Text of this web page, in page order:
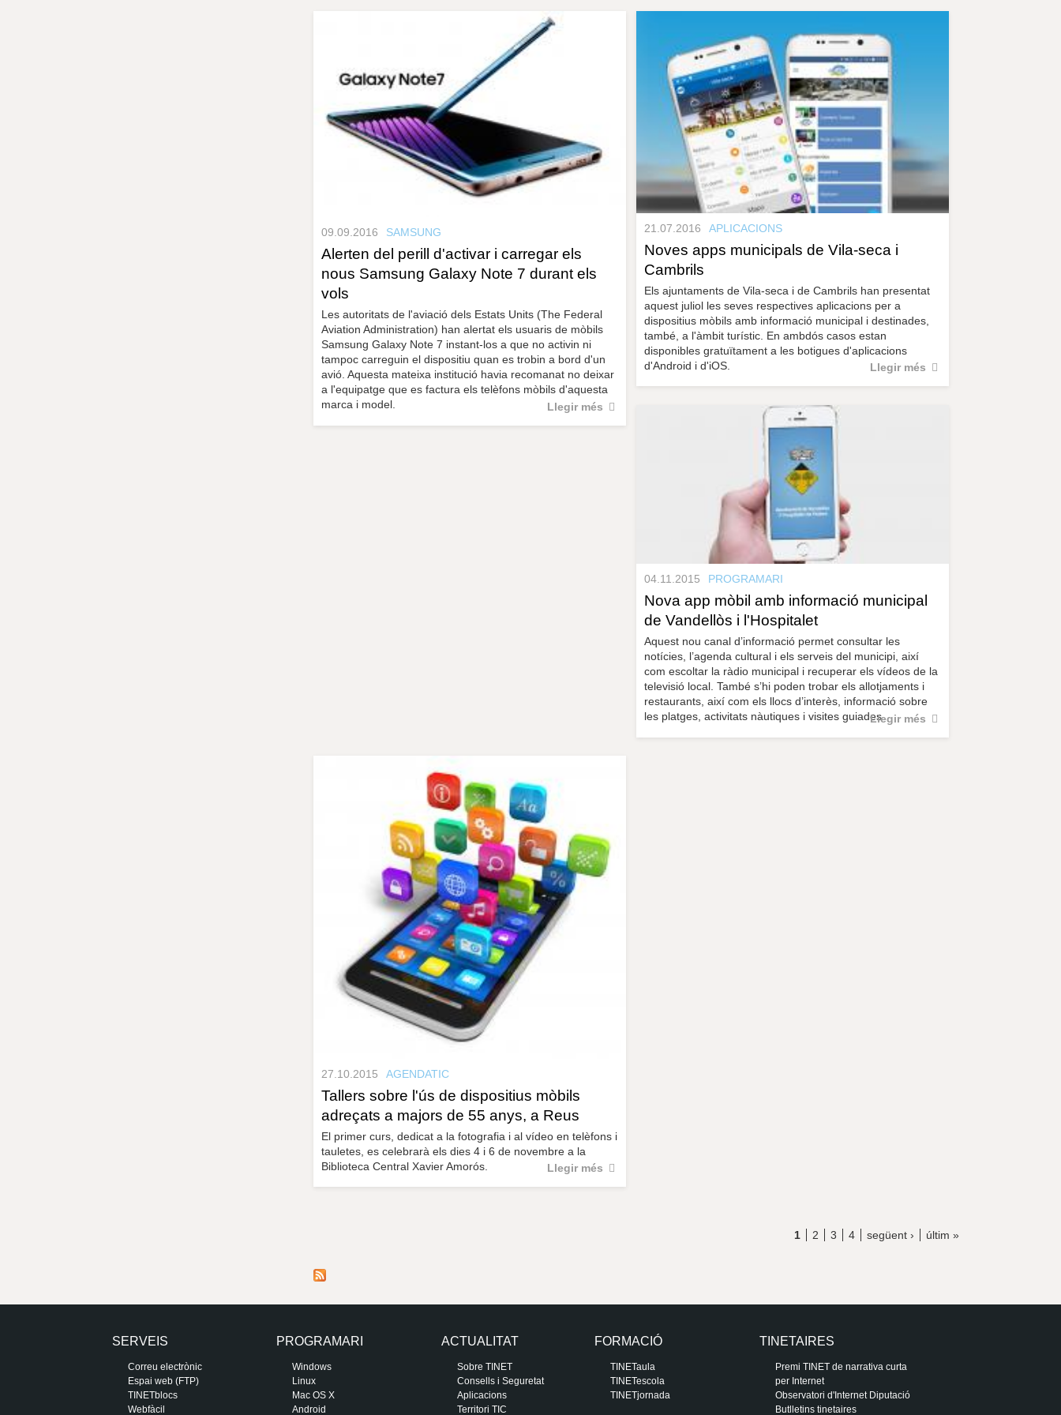
09.09.2016 SAMSUNG
Alerten del perill d'activar i carregar els
nous Samsung Galaxy Note 7 durant els
vols
Les autoritats de l'aviació dels Estats Units (The Federal
Aviation Administration) han alertat els usuaris de mòbils
Samsung Galaxy Note 7 instant-los a que no activin ni
tampoc carreguin el dispositiu quan es trobin a bord d'un
avió. Aquesta mateixa institució havia recomanat no deixar
a l'equipatge que es factura els telèfons mòbils d'aquesta
marca i model.
Llegir més
21.07.2016 APLICACIONS
Noves apps municipals de Vila-seca i
Cambrils
Els ajuntaments de Vila-seca i de Cambrils han presentat
aquest juliol les seves respectives aplicacions per a
dispositius mòbils amb informació municipal i destinades,
també, a l'àmbit turístic. En ambdós casos estan
disponibles gratuïtament a les botigues d'aplicacions
d'Android i d'iOS.
Llegir més
04.11.2015 PROGRAMARI
Nova app mòbil amb informació municipal
de Vandellòs i l'Hospitalet
Aquest nou canal d’informació permet consultar les
notícies, l’agenda cultural i els serveis del municipi, així
com escoltar la ràdio municipal i recuperar els vídeos de la
televisió local. També s’hi poden trobar els allotjaments i
restaurants, així com els llocs d’interès, informació sobre
les platges, activitats nàutiques i visites guiades.Llegir més
27.10.2015 AGENDATIC
Tallers sobre l'ús de dispositius mòbils
adreçats a majors de 55 anys, a Reus
El primer curs, dedicat a la fotografia i al vídeo en telèfons i
tauletes, es celebrarà els dies 4 i 6 de novembre a la
Biblioteca Central Xavier Amorós.
Llegir més
1 2 3 4 següent › últim »
SERVEIS
Correu electrònic
Espai web (FTP)
TINETblocs
Webfàcil
PROGRAMARI
Windows
Linux
Mac OS X
Android
ACTUALITAT
Sobre TINET
Consells i Seguretat
Aplicacions
Territori TIC
FORMACIÓ
TINETaula
TINETescola
TINETjornada
TINETAIRES
Premi TINET de narrativa curta
per Internet
Observatori d'Internet Diputació
Butlletins tinetaires